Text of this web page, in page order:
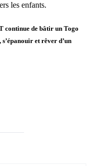
les enfants.
continue de bâtir un Togo
et rêver d’un